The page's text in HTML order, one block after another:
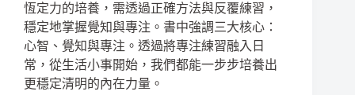
恆定力的培養，需透過正確方法與反覆練習，
穩定地掌握覺知與專注。書中強調三大核心：
心智、覺知與專注。透過將專注練習融入日
常，從生活小事開始，我們都能一步步培養出
更穩定清明的內在力量。